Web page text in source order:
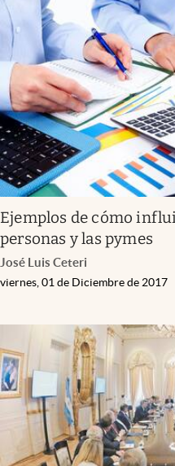
Ejemplos de cómo
personas y las pymes
José Luis Ceteri
viernes, 01 de Diciembre de 2017